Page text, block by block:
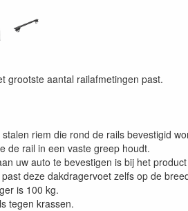
grootste aantal railafmetingen past.
riem die rond de rails bevestigid
de rail in een vaste greep houdt.
uw auto te bevestigen is bij het
deze dakdragervoet zelfs op de
is 100 kg.
tegen krassen.